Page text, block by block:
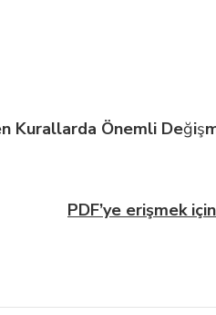
Kurallarda Önemli Değiş
PDF’ye erişmek için